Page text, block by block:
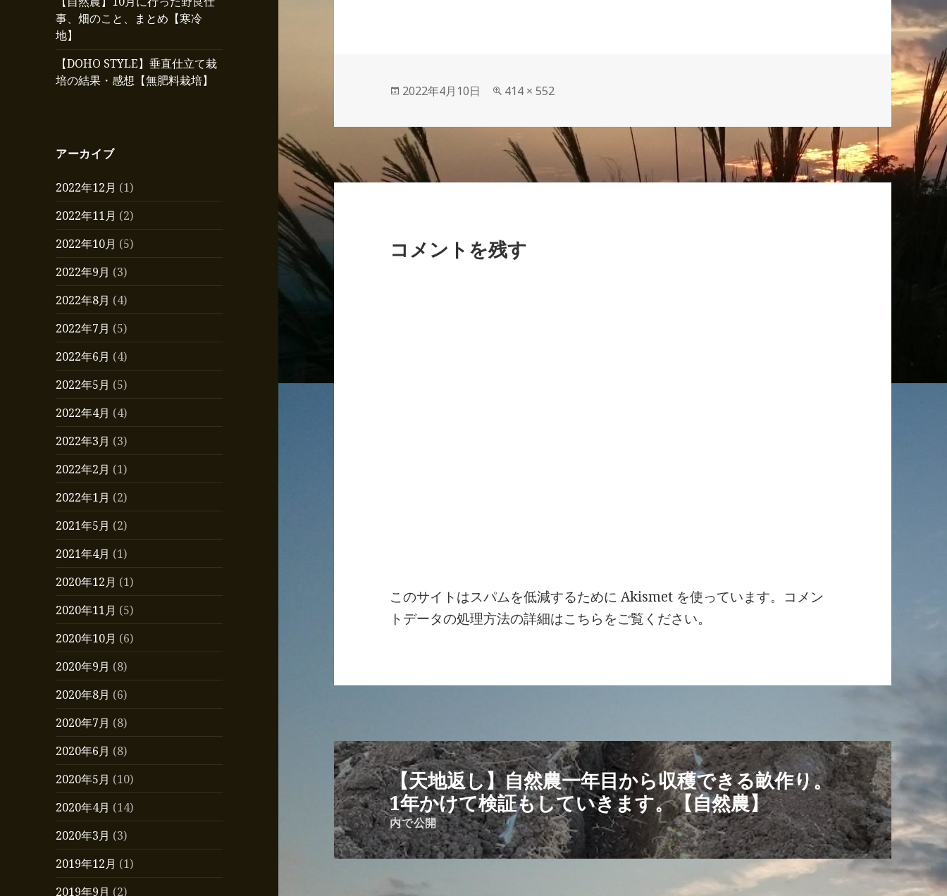
事、畑のこと、まとめ【寒冷
地】
【DOHO STYLE】垂直仕立て栽
培の結果・感想【無肥料栽培】
アーカイブ
2022年12月 (1)
2022年11月 (2)
2022年10月 (5)
2022年9月 (3)
2022年8月 (4)
2022年7月 (5)
2022年6月 (4)
2022年5月 (5)
2022年4月 (4)
2022年3月 (3)
2022年2月 (1)
2022年1月 (2)
2021年5月 (2)
2021年4月 (1)
2020年12月 (1)
2020年11月 (5)
2020年10月 (6)
2020年9月 (8)
2020年8月 (6)
2020年7月 (8)
2020年6月 (8)
2020年5月 (10)
2020年4月 (14)
2020年3月 (3)
2019年12月 (1)
2019年9月 (2)
投
日:
2022年4月10日
フ
サ
イ
ズ
414 × 552
コメントを残す
このサイトはスパムを低減するために Akismet を使っています。
コメン
トデータの処理方法の詳細はこちらをご覧ください。
投
稿
ナ
ビ
ゲ
ー
【天地返し】自然農一年目から収穫できる畝作り。
1年かけて検証もしていきます。【自然農】
内で公開